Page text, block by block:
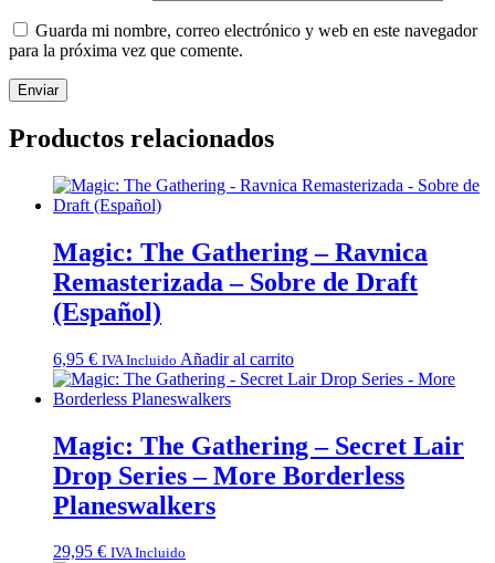
Guarda mi nombre, correo electrónico y web en este navegador
para la próxima vez que comente.
Productos relacionados
Magic: The Gathering – Ravnica
Remasterizada – Sobre de Draft
(Español)
6,95 € IVA Incluido Añadir al carrito
Magic: The Gathering – Secret Lair
Drop Series – More Borderless
Planeswalkers
29,95 € IVA Incluido